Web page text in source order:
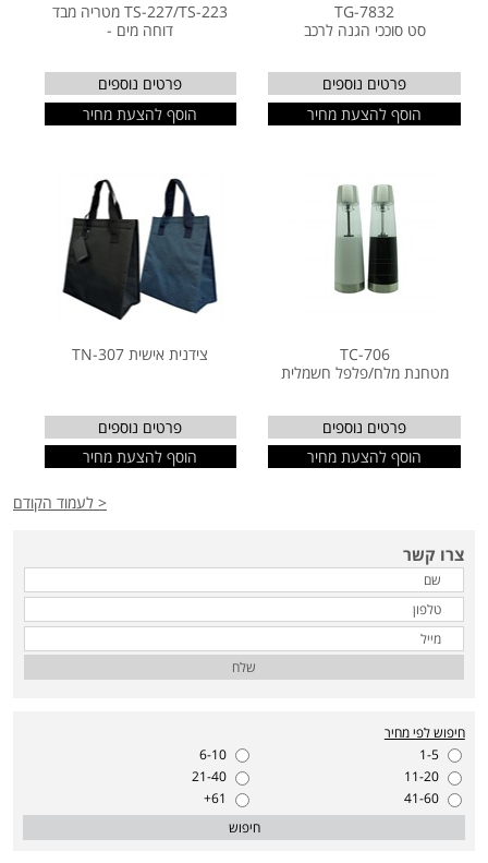
TG-7832
סט סוככי הגנה לרכב
פרטים נוספים
הוסף להצעת מחיר
TS-227/TS-223 מטריה מבד
דוחה מים -
פרטים נוספים
הוסף להצעת מחיר
TC-706
מטחנת מלח/פלפל חשמלית
פרטים נוספים
הוסף להצעת מחיר
צידנית אישית TN-307
פרטים נוספים
הוסף להצעת מחיר
< לעמוד הקודם
צרו קשר
שלח
חיפוש לפי מחיר
1-5
6-10
11-20
21-40
41-60
61+
חיפוש